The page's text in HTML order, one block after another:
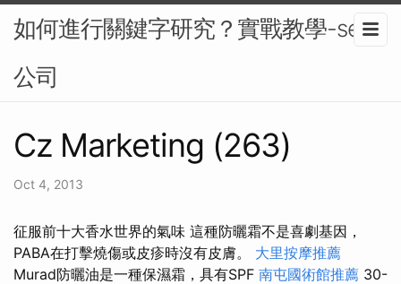
如何進行關鍵字研究？實戰教學-seo
公司
Cz Marketing (263)
Oct 4, 2013
征服前十大香水世界的氣味 這種防曬霜不是喜劇基因，
PABA在打擊燒傷或皮疹時沒有皮膚。 大里按摩推薦
Murad防曬油是一種保濕霜，具有SPF 南屯國術館推薦 30-